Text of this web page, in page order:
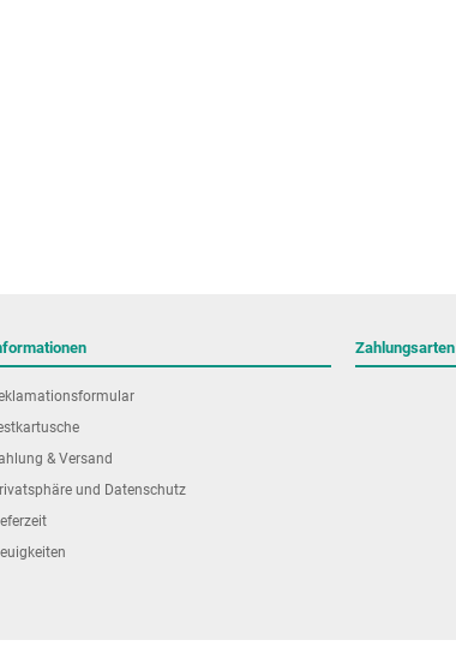
& Versand
und Datenschutz
Zahlungsarten